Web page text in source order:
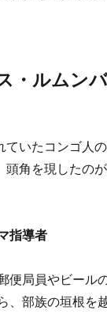
・ルムン
ていたコンゴ人
頭角を現したのが
指導者
便局員やビール
、部族の垣根を